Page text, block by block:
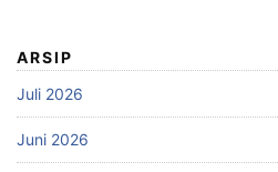
ARSIP
Juli 2026
Juni 2026